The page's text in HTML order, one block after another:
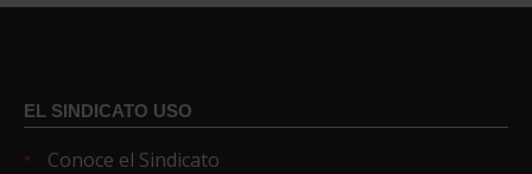
EL SINDICATO USO
Conoce el Sindicato